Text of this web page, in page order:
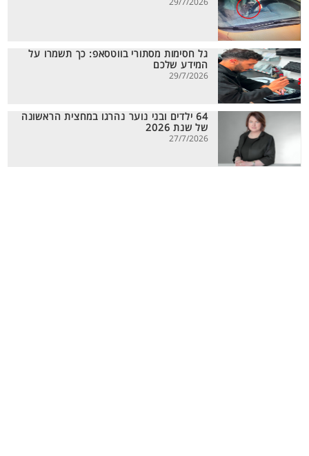
29/7/2026
גל חסימות מסתורי בווטסאפ: כך תשמרו על
המידע שלכם
29/7/2026
64 ילדים ובני נוער נהרגו במחצית הראשונה
של שנת 2026
27/7/2026